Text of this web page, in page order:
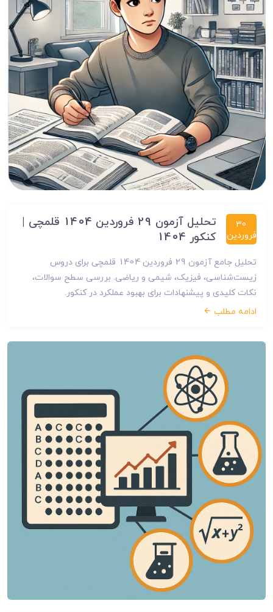
30
فروردین
تحلیل آزمون 29 فروردین 1404 قلمچی |
کنکور 1404
تحلیل جامع آزمون 29 فروردین 1404 قلمچی برای دروس
زیست‌شناسی، فیزیک، شیمی و ریاضی. بررسی سطح سوالات،
نکات کلیدی و پیشنهادات برای بهبود عملکرد در کنکور.
ادامه مطلب